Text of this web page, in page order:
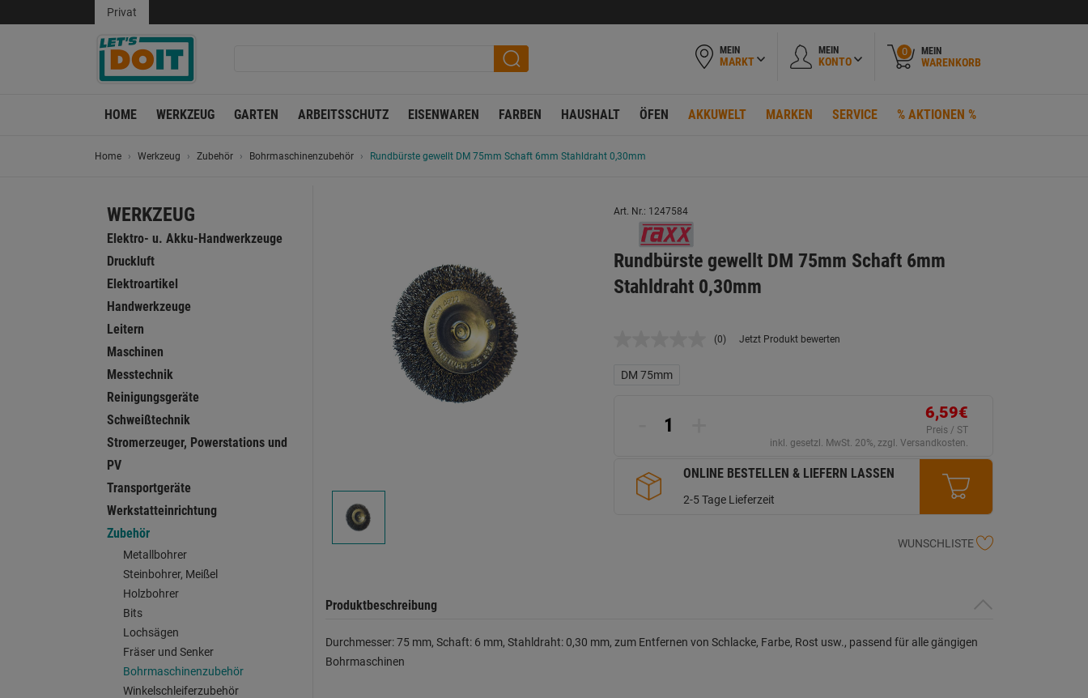
Privat
MEIN
MARKT
MEIN
KONTO
0 MEIN
WARENKORB
HOME WERKZEUG GARTEN ARBEITSSCHUTZ EISENWAREN FARBEN HAUSHALT ÖFEN AKKUWELT MARKEN SERVICE % AKTIONEN %
Home Werkzeug Zubehör Bohrmaschinenzubehör Rundbürste gewellt DM 75mm Schaft 6mm Stahldraht 0,30mm
WERKZEUG
Elektro- u. Akku-Handwerkzeuge
Druckluft
Elektroartikel
Handwerkzeuge
Leitern
Maschinen
Messtechnik
Reinigungsgeräte
Schweißtechnik
Stromerzeuger, Powerstations und
PV
Transportgeräte
Werkstatteinrichtung
Zubehör
Metallbohrer
Steinbohrer, Meißel
Holzbohrer
Bits
Lochsägen
Fräser und Senker
Bohrmaschinenzubehör
Winkelschleiferzubehör
Art. Nr.: 1247584
Rundbürste gewellt DM 75mm Schaft 6mm
Stahldraht 0,30mm
Kein
(0) Jetzt Produkt bewerten
DM 75mm
6,59€
Preis / ST
inkl. gesetzl. MwSt. 20%, zzgl. Versandkosten.
ONLINE BESTELLEN & LIEFERN LASSEN
2-5 Tage Lieferzeit
WUNSCHLISTE
Produktbeschreibung
Durchmesser: 75 mm, Schaft: 6 mm, Stahldraht: 0,30 mm, zum Entfernen von Schlacke, Farbe, Rost usw., passend für alle gängigen
Bohrmaschinen